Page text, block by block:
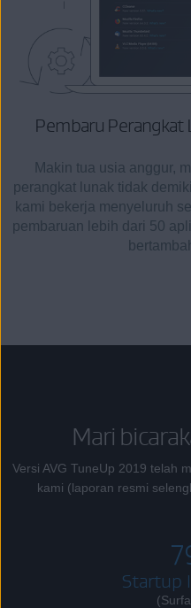
Pembaru Perangkat
Makin tua usia anggur,
perangkat lunak tidak
kami bekerja menyeluruh
pembaruan lebih dari 50
Mari
Versi AVG TuneUp 2019 telah
kami (laporan resmi
Startup